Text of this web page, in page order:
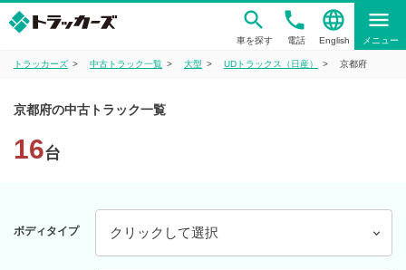
車を探す
phone
電話
language
English
menu
メニュー
トラッカーズ 中古トラック一覧 大型 UDトラックス（日産） 京都府
京都府の中古トラック一覧
16台
ボディタイプ クリックして選択